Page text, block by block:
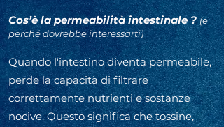
Cos’è la permeabilità intestinale ?(e
perché dovrebbe interessarti)
Quando l'intestino diventa permeabile,
perde la capacità di filtrare
correttamente nutrienti e sostanze
nocive. Questo significa che tossine,